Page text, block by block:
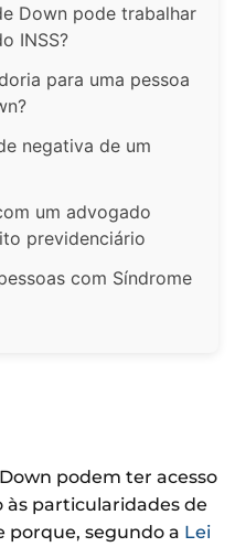
Down pode trabalhar
INSS?
para uma pessoa
negativa de um
um advogado
previdenciário
com Síndrome
podem ter acesso
às particularidades de
porque, segundo a Lei